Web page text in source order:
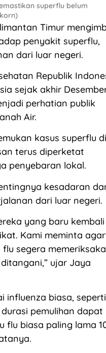
superflu belum
Timur
penyakit superflu,
dari luar negeri.
Republik
sejak akhir
perhatian publik
Air.
kasus superflu di
terus diperketat
penyebaran lokal.
kesadaran
dari luar negeri.
yang baru kembali
Kami meminta agar
segera
ujar Jaya
influenza biasa, seperti
pemulihan dapat
flu biasa paling lama